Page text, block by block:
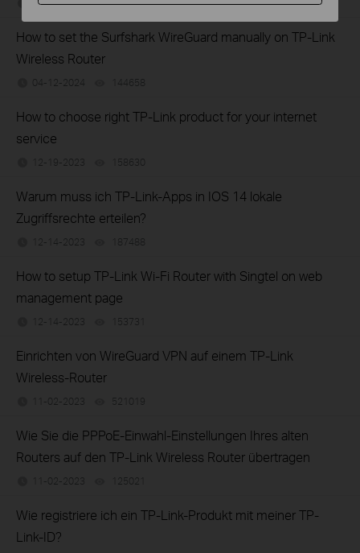
04-18-2024 95992views
How to set the Surfshark WireGuard manually on TP-Link
Wireless Router
04-12-2024 144658
How to choose right TP-Link product for your internet
service
12-19-2023 158630
Warum muss ich TP-Link-Apps in IOS 14 lokale
Zugriffsrechte erteilen?
12-14-2023 187488
How to setup TP-Link Wi-Fi Router with Singtel on web
management page
12-14-2023 153731
Einrichten von WireGuard VPN auf einem TP-Link
Wireless-Router
11-02-2023 521019
Wie Sie die PPPoE-Einwahl-Einstellungen Ihres alten
Routers auf den TP-Link Wireless Router übertragen
11-02-2023 125021
Wie registriere ich ein TP-Link-Produkt mit meiner TP-
Link-ID?